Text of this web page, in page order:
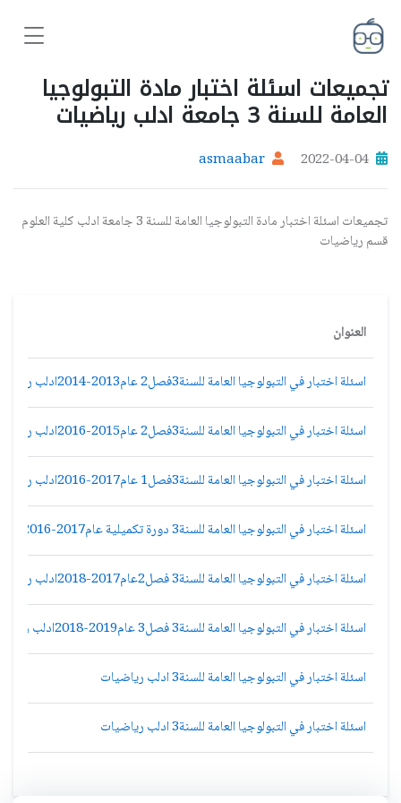
تجميعات اسئلة اختبار مادة التبولوجيا
العامة للسنة 3 جامعة ادلب رياضيات
2022-04-04
asmaabar
تجميعات اسئلة اختبار مادة التبولوجيا العامة للسنة 3 جامعة ادلب كلية العلوم
قسم رياضيات
العنوان
اسئلة اختبار في التبولوجيا العامة للسنة3فصل2 عام2013-2014ادلب رياضيات
اسئلة اختبار في التبولوجيا العامة للسنة3فصل2 عام2015-2016ادلب رياضيات
اسئلة اختبار في التبولوجيا العامة للسنة3فصل1 عام2017-2016ادلب رياضيات
اسئلة اختبار في التبولوجيا العامة للسنة3 دورة تكميلية عام2017-2016ادلب رياضيات
اسئلة اختبار في التبولوجيا العامة للسنة3 فصل2عام2017-2018ادلب رياضيات
اسئلة اختبار في التبولوجيا العامة للسنة3 فصل3 عام2019-2018ادلب رياضيات
اسئلة اختبار في التبولوجيا العامة للسنة3 ادلب رياضيات
اسئلة اختبار في التبولوجيا العامة للسنة3 ادلب رياضيات